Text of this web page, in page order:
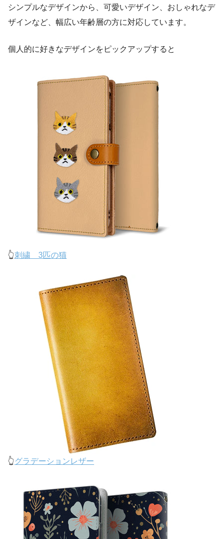
シンプルなデザインから、可愛いデザイン、おしゃれなデ
ザインなど、幅広い年齢層の方に対応しています。
個人的に好きなデザインをピックアップすると
👆刺繍 3匹の猫
👆グラデーションレザー